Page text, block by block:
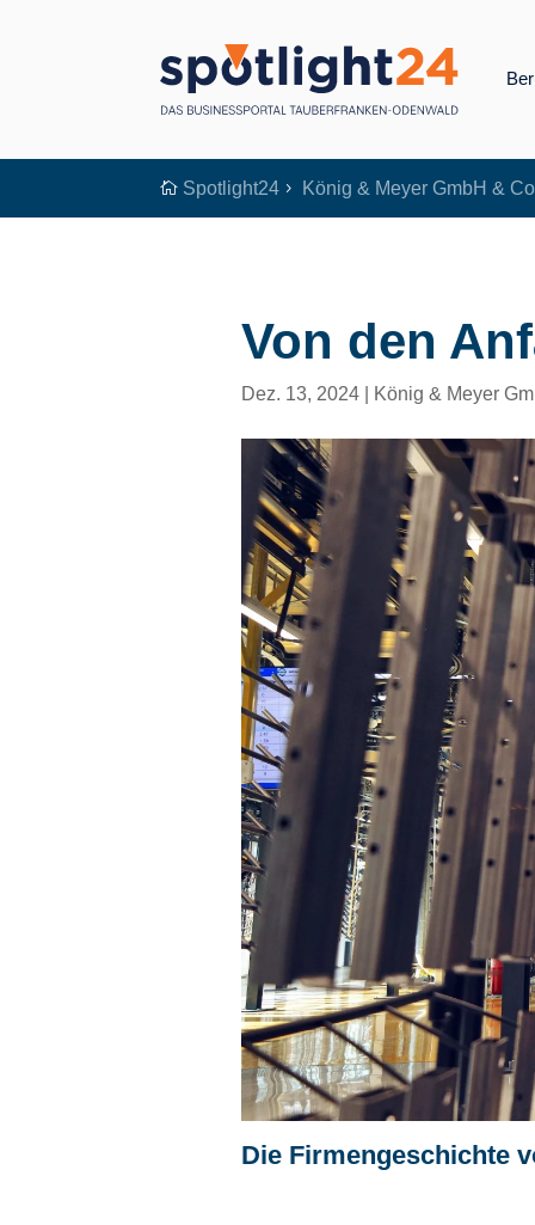
 Spotlight24 5 König & Meyer GmbH &
Von den
Dez. 13, 2024 König & Meyer
Die Firmengeschichte